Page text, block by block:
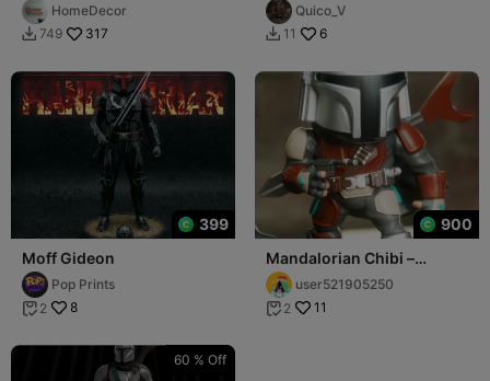
HomeDecor
 749 317
Quico_V
 11 6
399
Moff Gideon
Pop Prints
 2 8
900
Mandalorian Chibi –
Galactic Bounty Hunter
Figurineuser521905250
 2 11
60 % Off